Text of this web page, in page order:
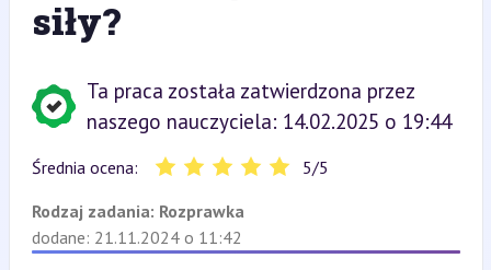
siły?
Ta praca została zatwierdzona przez
naszego nauczyciela: 14.02.2025 o 19:44
Średnia ocena: 5/5
Rodzaj zadania: Rozprawka
dodane: 21.11.2024 o 11:42